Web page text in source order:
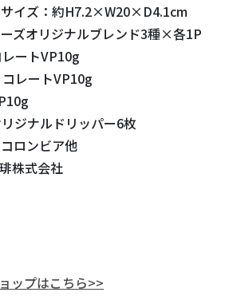
イズ：約H7.2×W20×D4.1cm
ズオリジナルブレンド3種×各1P
ートVP10g
レートVP10g
ジナルドリッパー6枚
ロンビア他
株式会社
ップはこちら>>